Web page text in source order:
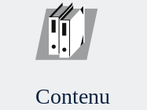
Contenu